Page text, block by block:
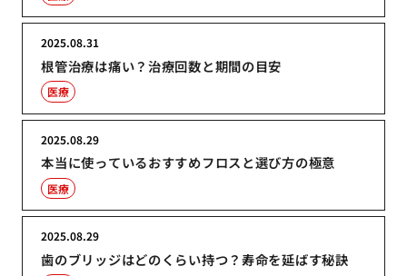
根管治療は痛い？治療回数と期間の目安
2025.08.31
医療
本当に使っているおすすめフロスと選び方の極意
2025.08.29
医療
歯のブリッジはどのくらい持つ？寿命を延ばす秘訣
2025.08.29